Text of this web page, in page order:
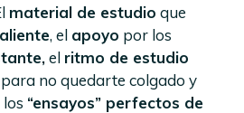
material de estudio que
, el apoyo por los
el ritmo de estudio
para no quedarte colgado y
“ensayos” perfectos de